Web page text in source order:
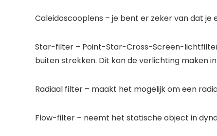
Caleidoscooplens – je bent er zeker van dat
Star-filter – Point-Star-Cross-Screen-
buiten strekken. Dit kan de verlichting maken
Radiaal filter – maakt het mogelijk om een
Flow-filter – neemt het statische object in